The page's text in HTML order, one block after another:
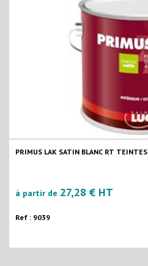
PRIMUS LAK SATIN BLANC RT TEINTES
à partir de 27,28 € HT
Ref : 9039